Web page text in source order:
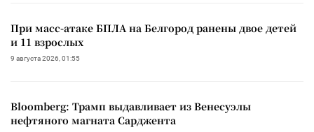
При масс-атаке БПЛА на Белгород ранены двое детей
и 11 взрослых
9 августа 2026, 01:55
Bloomberg: Трамп выдавливает из Венесуэлы
нефтяного магната Сарджента